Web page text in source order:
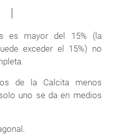
es mayor del 15% (la
exceder el 15%) no
de la Calcita menos
uno se da en medios